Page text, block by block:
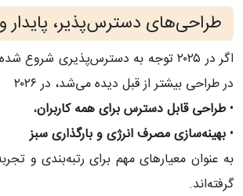
طراحی‌های دسترس‌پذیر، پایدار
در طراحی بیشتر از قبل دیده می‌شد، در ۲۰۲۶
•طراحی قابل دسترس برای همه کاربران،
• بهینه‌سازی مصرف انرژی و بارگذاری سبز
به عنوان معیارهای مهم برای رتبه‌بندی و
گرفته‌اند.